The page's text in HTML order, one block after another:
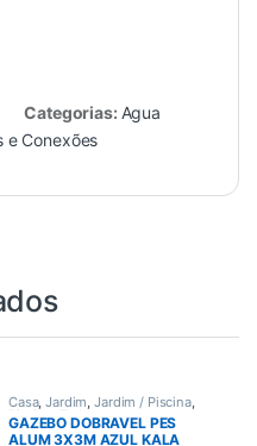
Categorias: Agua
e Conexões
Casa,Jardim ,Jardim / Piscina,
Piscina,Todos
GAZEBO DOBRAVEL PES
ALUM 3X3M AZUL KALA